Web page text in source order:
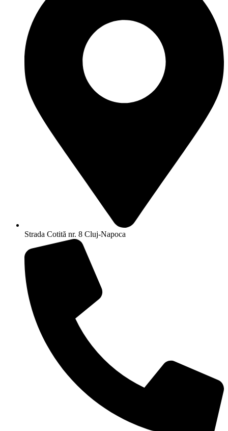
Strada Cotită nr. 8 Cluj-Napoca